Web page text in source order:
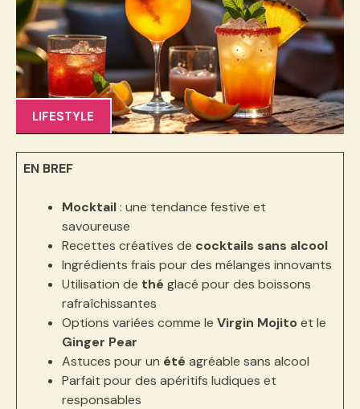
LIFESTYLE
EN BREF
Mocktail: une tendance festive et
savoureuse
Recettes créatives de cocktails sans alcool
Ingrédients frais pour des mélanges innovants
Utilisation de thé glacé pour des boissons
rafraîchissantes
Options variées comme le Virgin Mojitoet le
Ginger Pear
Astuces pour un été agréable sans alcool
Parfait pour des apéritifs ludiques et
responsables